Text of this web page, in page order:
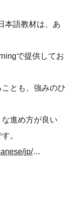
本語教材は、あ
で提供してお
とも、強みのひ
進め方が良い
。
https://www.attainj.co.jp/attain-online-japanese/jp/material/index.html